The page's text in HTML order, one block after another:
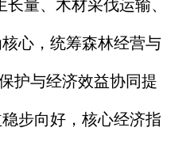
量、木材采伐运输、
心，统筹森林经营与
护与经济效益协同提
步向好，核心经济指